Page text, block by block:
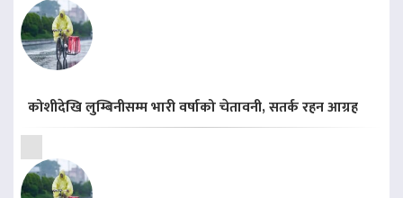
कोशीदेखि लुम्बिनीसम्म भारी वर्षाको चेतावनी, सतर्क रहन आग्रह